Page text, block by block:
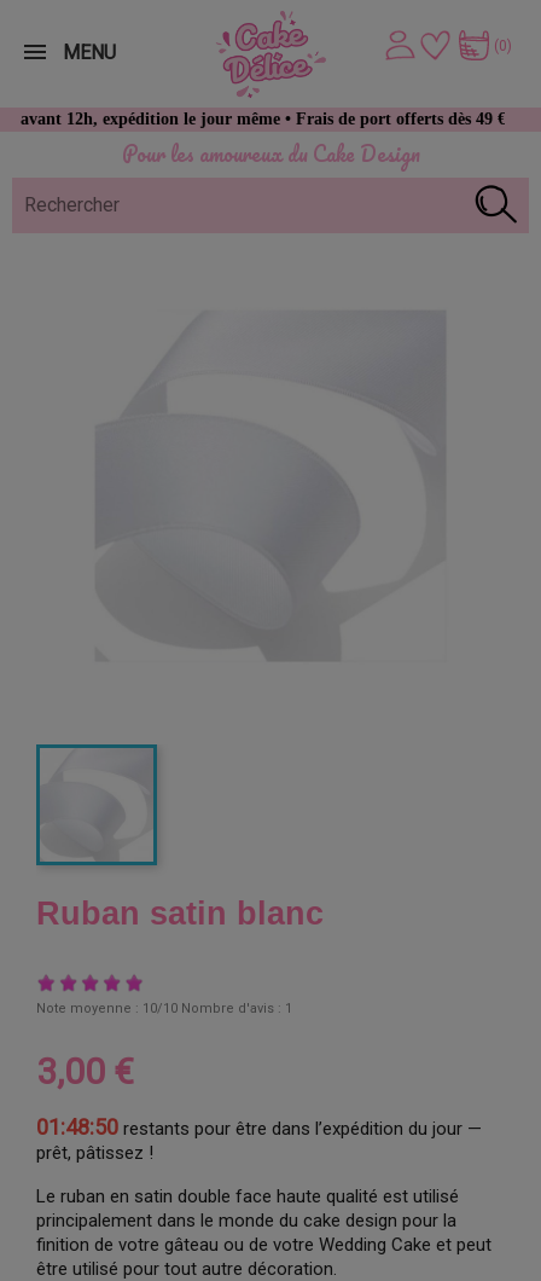
Pour les amoureux du Cake Design
12h, expédition le jour même • Frais de port offerts dès 49 € d’achat
(0)
MENU
Ruban satin blanc
Note moyenne : 10/10 Nombre d'avis : 1
3,00 €
01:48:50 restants pour être dans l’expédition du jour —
prêt, pâtissez !
Le ruban en satin double face haute qualité est utilisé
principalement dans le monde du cake design pour la
finition de votre gâteau ou de votre Wedding Cake et peut
être utilisé pour tout autre décoration.